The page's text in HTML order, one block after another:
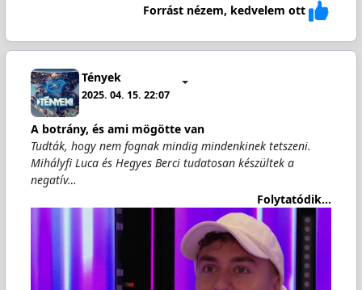
Forrást nézem, kedvelem ott
Tények
2025. 04. 15. 22:07
A botrány, és ami mögötte van
Tudták, hogy nem fognak mindig mindenkinek tetszeni.
Mihályfi Luca és Hegyes Berci tudatosan készültek a
negatív…
Folytatódik...